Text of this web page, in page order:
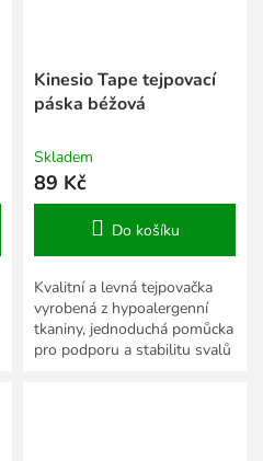
Kinesio Tape tejpovací
páska béžová
Skladem
89 Kč
Do košíku
Kvalitní a levná tejpovačka
vyrobená z hypoalergenní
tkaniny, jednoduchá pomůcka
pro podporu a stabilitu svalů